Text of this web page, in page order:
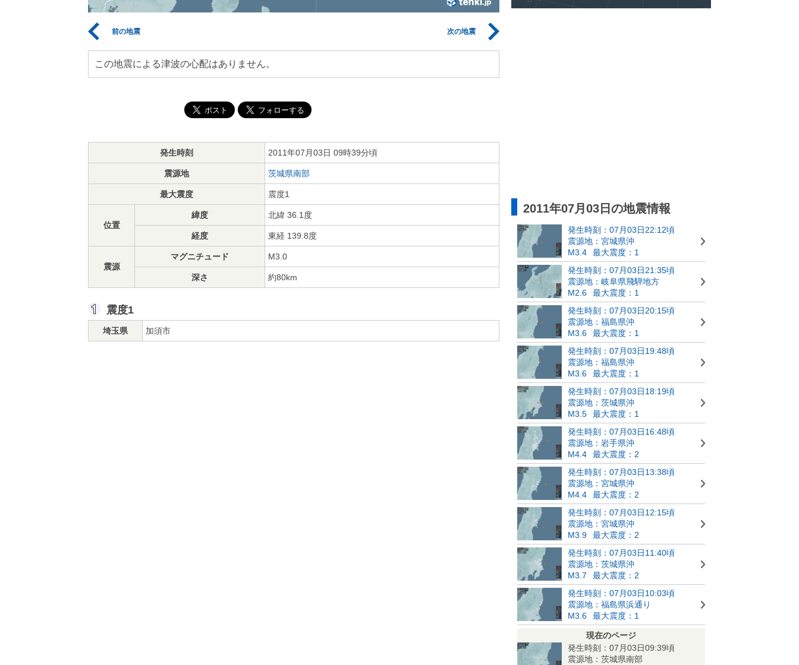
前の地震 次の地震
この地震による津波の心配はありません。
発生時刻 2011年07月03日 09時39分頃
震源地 茨城県南部
最大震度 震度1
位置
緯度 北緯 36.1度
経度 東経 139.8度
震源
マグニチュード M3.0
深さ 約80km
震度1
埼玉県 加須市
2011年07月03日の地震情報
発生時刻：07月03日22:12頃
震源地：宮城県沖
M3.4
最大震度：1
発生時刻：07月03日21:35頃
震源地：岐阜県飛騨地方
M2.6
最大震度：1
発生時刻：07月03日20:15頃
震源地：福島県沖
M3.6
最大震度：1
発生時刻：07月03日19:48頃
震源地：福島県沖
M3.6
最大震度：1
発生時刻：07月03日18:19頃
震源地：茨城県沖
M3.5
最大震度：1
発生時刻：07月03日16:48頃
震源地：岩手県沖
M4.4
最大震度：2
発生時刻：07月03日13:38頃
震源地：宮城県沖
M4.4
最大震度：2
発生時刻：07月03日12:15頃
震源地：宮城県沖
M3.9
最大震度：2
発生時刻：07月03日11:40頃
震源地：茨城県沖
M3.7
最大震度：2
発生時刻：07月03日10:03頃
震源地：福島県浜通り
M3.6
最大震度：1
現在のページ
発生時刻：07月03日09:39頃
震源地：茨城県南部